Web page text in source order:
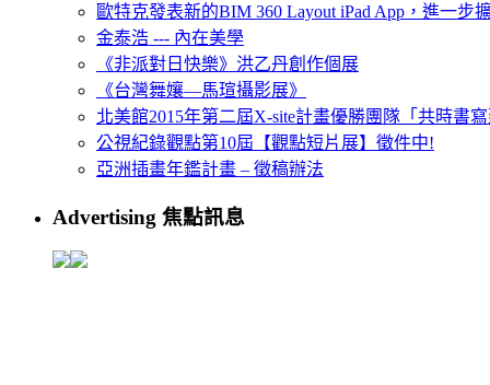
歐特克發表新的BIM 360 Layout iPad App，進一步
金泰浩 --- 內在美學
《非派對日快樂》洪乙丹創作個展
《台灣舞孃—馬瑄攝影展》
北美館2015年第二屆X-site計畫優勝團隊「共時書
公視紀錄觀點第10屆【觀點短片展】徵件中!
亞洲插畫年鑑計畫 – 徵稿辦法
Advertising 焦點訊息